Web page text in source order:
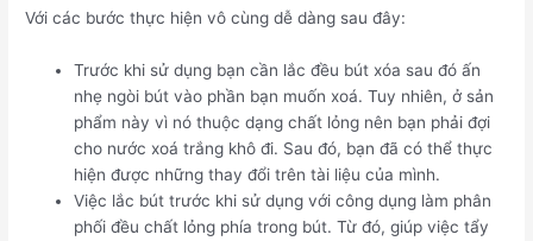
Với các bước thực hiện vô cùng dễ dàng sau đây:
Trước khi sử dụng bạn cần lắc đều bút xóa sau đó ấn
nhẹ ngòi bút vào phần bạn muốn xoá. Tuy nhiên, ở sản
phẩm này vì nó thuộc dạng chất lỏng nên bạn phải đợi
cho nước xoá trắng khô đi. Sau đó, bạn đã có thể thực
hiện được những thay đổi trên tài liệu của mình.
Việc lắc bút trước khi sử dụng với công dụng làm phân
phối đều chất lỏng phía trong bút. Từ đó, giúp việc tẩy